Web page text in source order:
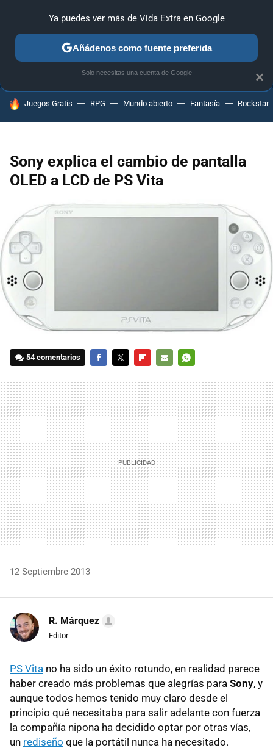
ANÁLISIS GUÍAS Y TRUCOS PC SONY NINTENDO
HOY SE HABLA DE
Juegos Gratis RPG Mundo abierto Fantasía Rockstar
Sony explica el cambio de pantalla
OLED a LCD de PS Vita
54 comentarios
MAIL
12 Septiembre 2013
R. Márquez
Editor
PS Vita no ha sido un éxito rotundo, en realidad parece
haber creado más problemas que alegrías para Sony, y
aunque todos hemos tenido muy claro desde el
principio qué necesitaba para salir adelante con fuerza
la compañía nipona ha decidido optar por otras vías,
un rediseño que la portátil nunca ha necesitado.
×
Ya puedes ver más de Vida Extra en Google
Añádenos como fuente preferida
Solo necesitas una cuenta de Google